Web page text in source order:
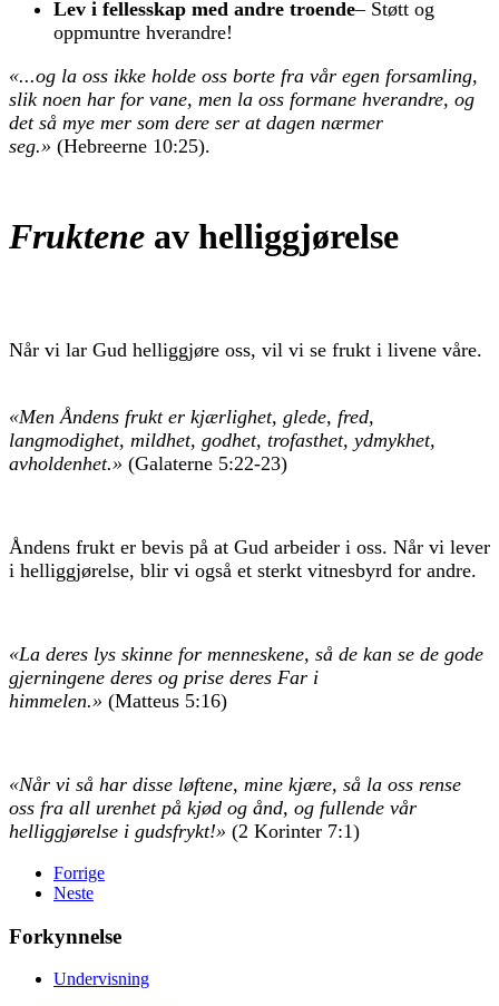
Lev i fellesskap med andre troende– Støtt og
oppmuntre hverandre!
«...og la oss ikke holde oss borte fra vår egen forsamling,
slik noen har for vane, men la oss formane hverandre, og
det så mye mer som dere ser at dagen nærmer
seg.» (Hebreerne 10:25).
Fruktene av helliggjørelse
Når vi lar Gud helliggjøre oss, vil vi se frukt i livene våre.
«Men Åndens frukt er kjærlighet, glede, fred,
langmodighet, mildhet, godhet, trofasthet, ydmykhet,
avholdenhet.» (Galaterne 5:22-23)
Åndens frukt er bevis på at Gud arbeider i oss. Når vi lever
i helliggjørelse, blir vi også et sterkt vitnesbyrd for andre.
«La deres lys skinne for menneskene, så de kan se de gode
gjerningene deres og prise deres Far i
himmelen.» (Matteus 5:16)
«Når vi så har disse løftene, mine kjære, så la oss rense
oss fra all urenhet på kjød og ånd, og fullende vår
helliggjørelse i gudsfrykt!» (2 Korinter 7:1)
Forrige
Neste
Forkynnelse
Undervisning